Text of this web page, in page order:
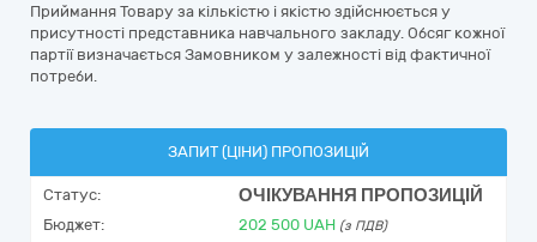
Приймання Товару за кількістю і якістю здійснюється у
присутності представника навчального закладу. Обсяг кожної
партії визначається Замовником у залежності від фактичної
потреби.
ЗАПИТ (ЦІНИ) ПРОПОЗИЦІЙ
Статус: ОЧІКУВАННЯ ПРОПОЗИЦІЙ
Бюджет: 202 500 UAH (з ПДВ)